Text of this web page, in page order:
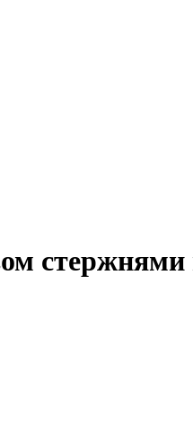
стержнями